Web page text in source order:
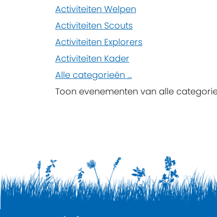
Activiteiten Welpen
Activiteiten Scouts
Activiteiten Explorers
Activiteiten Kader
Alle categorieën ...
Toon evenementen van alle